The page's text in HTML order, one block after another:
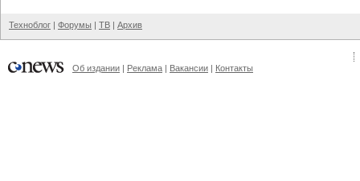
Техноблог | Форумы | ТВ | Архив
Об издании | Реклама | Вакансии | Контакты